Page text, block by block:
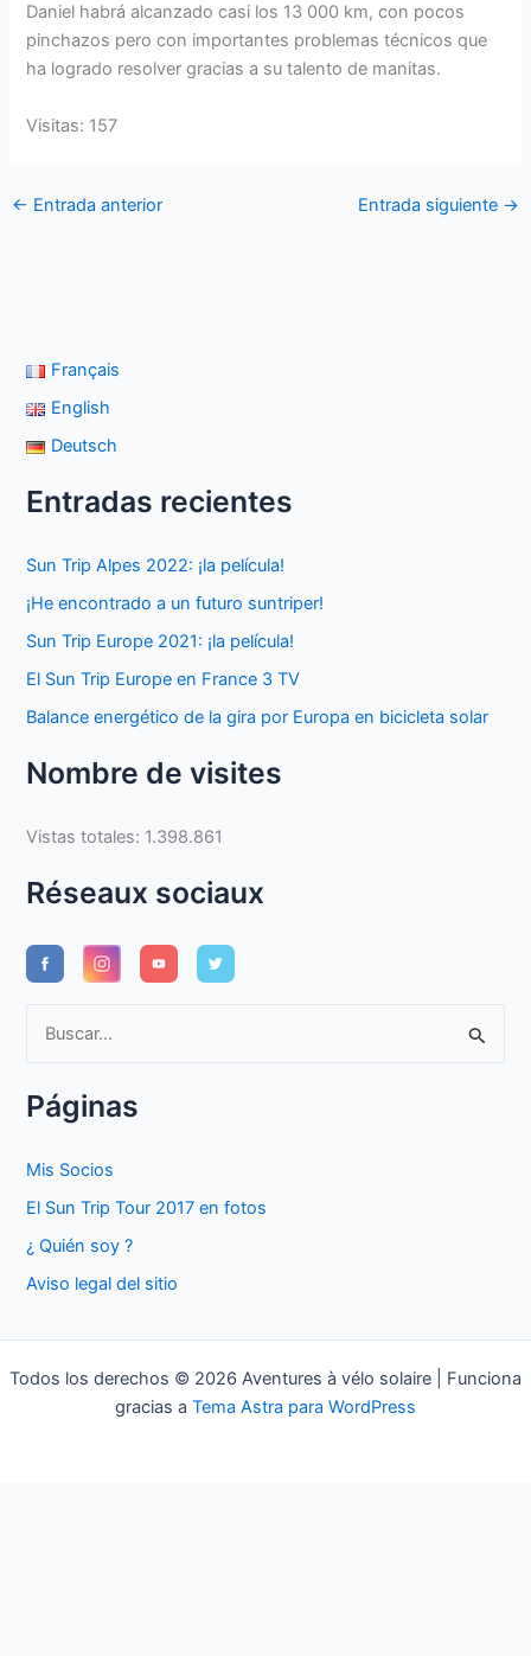
Daniel habrá alcanzado casi los 13 000 km, con pocos
pinchazos pero con importantes problemas técnicos que
ha logrado resolver gracias a su talento de manitas.
Visitas: 157
← Entrada anterior Entrada siguiente →
Français
English
Deutsch
Entradas recientes
Sun Trip Alpes 2022: ¡la película!
¡He encontrado a un futuro suntriper!
Sun Trip Europe 2021: ¡la película!
El Sun Trip Europe en France 3 TV
Balance energético de la gira por Europa en bicicleta solar
Nombre de visites
Vistas totales: 1.398.861
Réseaux sociaux
c
o
r
Páginas
Mis Socios
El Sun Trip Tour 2017 en fotos
¿ Quién soy ?
Aviso legal del sitio
Todos los derechos © 2026 Aventures à vélo solaire | Funciona
gracias a Tema Astra para WordPress